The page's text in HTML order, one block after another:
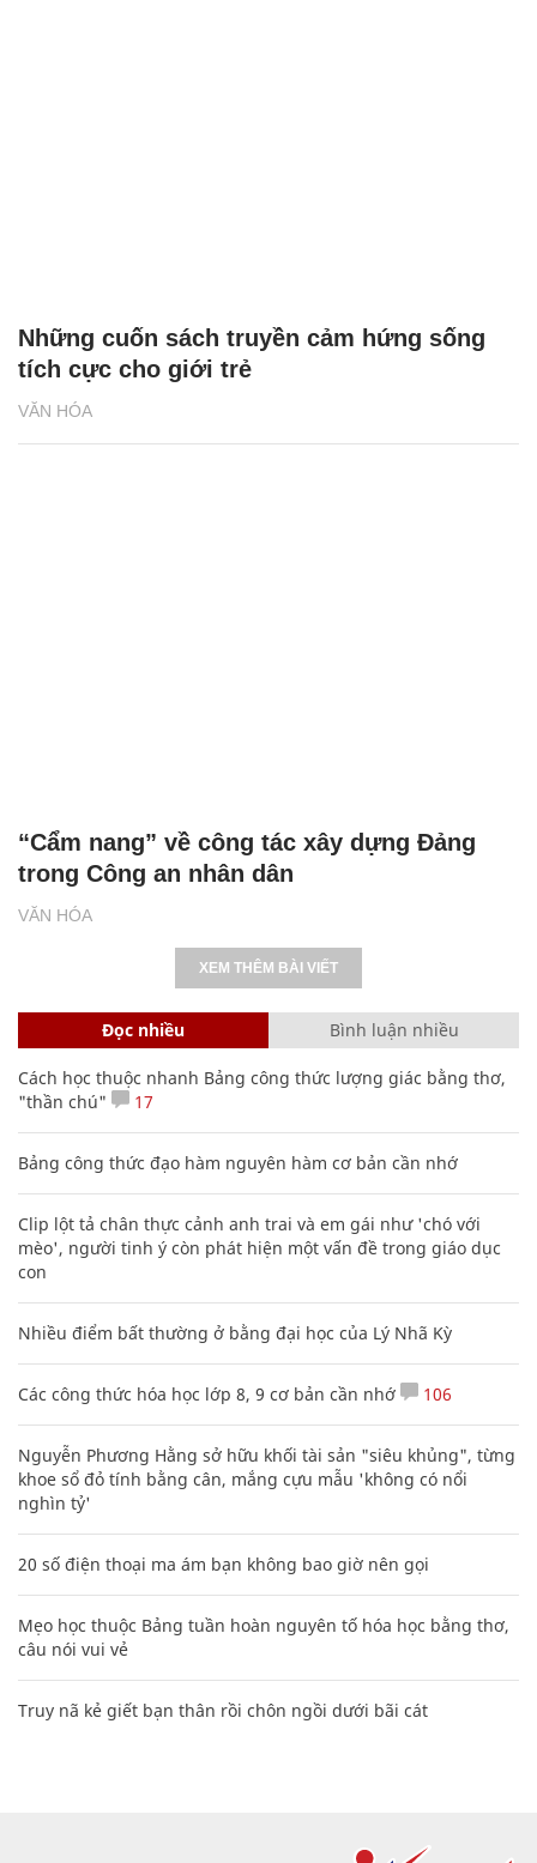
VĂN HÓA
Những cuốn sách truyền cảm hứng sống
tích cực cho giới trẻ
VĂN HÓA
“Cẩm nang” về công tác xây dựng Đảng
trong Công an nhân dân
XEM THÊM BÀI VIẾT
Đọc nhiều Bình luận nhiều
Cách học thuộc nhanh Bảng công thức lượng giác bằng thơ,
"thần chú"
17
Bảng công thức đạo hàm nguyên hàm cơ bản cần nhớ
Clip lột tả chân thực cảnh anh trai và em gái như 'chó với
mèo', người tinh ý còn phát hiện một vấn đề trong giáo dục
con
Nhiều điểm bất thường ở bằng đại học của Lý Nhã Kỳ
Các công thức hóa học lớp 8, 9 cơ bản cần nhớ 106
Nguyễn Phương Hằng sở hữu khối tài sản "siêu khủng", từng
khoe sổ đỏ tính bằng cân, mắng cựu mẫu 'không có nổi
nghìn tỷ'
20 số điện thoại ma ám bạn không bao giờ nên gọi
Mẹo học thuộc Bảng tuần hoàn nguyên tố hóa học bằng thơ,
câu nói vui vẻ
Truy nã kẻ giết bạn thân rồi chôn ngồi dưới bãi cát